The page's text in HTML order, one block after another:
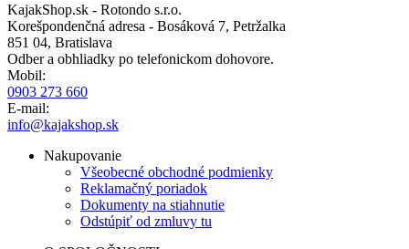
KajakShop.sk - Rotondo s.r.o.
Korešpondenčná adresa - Bosáková 7, Petržalka
851 04, Bratislava
Odber a obhliadky po telefonickom dohovore.
Mobil:
0903 273 660
E-mail:
info@kajakshop.sk
Nakupovanie
Všeobecné obchodné podmienky
Reklamačný poriadok
Dokumenty na stiahnutie
Odstúpiť od zmluvy tu